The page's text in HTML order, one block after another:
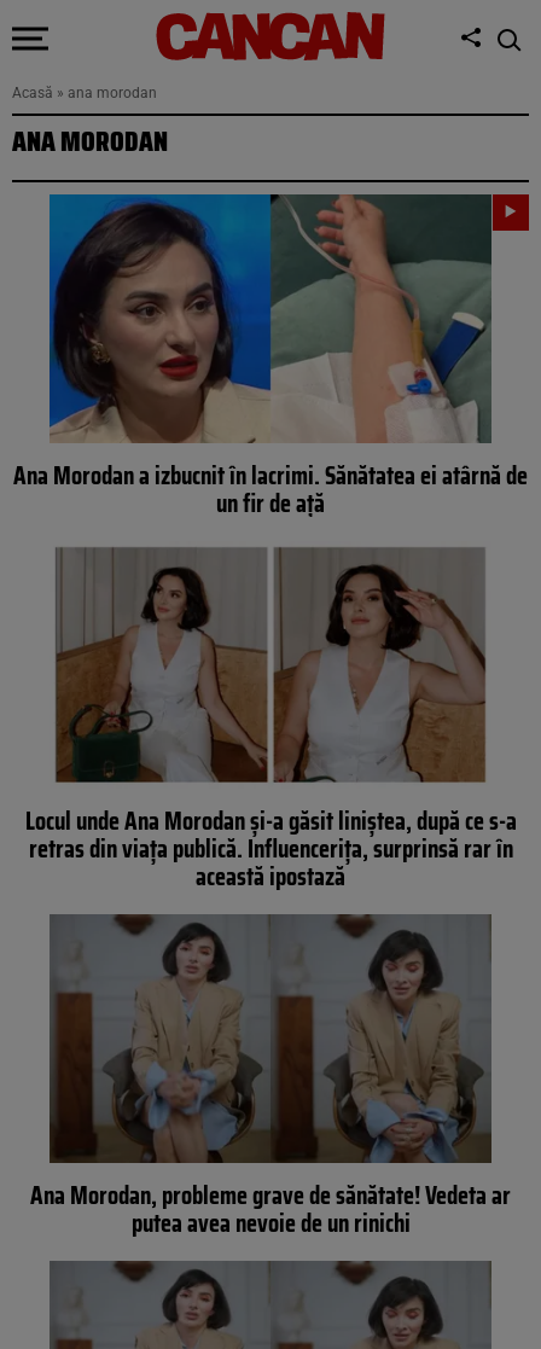
Acasă » ana morodan
ANA MORODAN
Ana Morodan a izbucnit în lacrimi. Sănătatea ei atârnă de
un fir de ață
Locul unde Ana Morodan și-a găsit liniștea, după ce s-a
retras din viața publică. Influencerița, surprinsă rar în
această ipostază
Ana Morodan, probleme grave de sănătate! Vedeta ar
putea avea nevoie de un rinichi